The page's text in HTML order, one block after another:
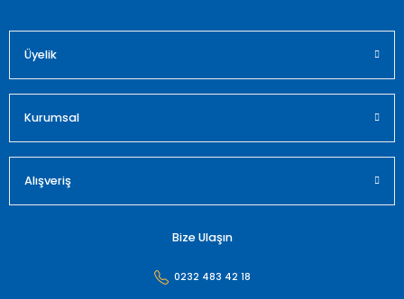
Üyelik
Kurumsal
Alışveriş
Bize Ulaşın
0232 483 42 18